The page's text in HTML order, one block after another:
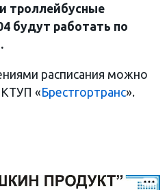
троллейбусные
будут работать по
расписания можно
«Брестгортранс».